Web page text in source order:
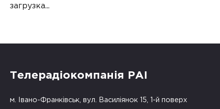
загрузка...
Телерадіокомпанія РАІ
м. Івано-Франківськ, вул. Василіянок 15, 1-й поверх